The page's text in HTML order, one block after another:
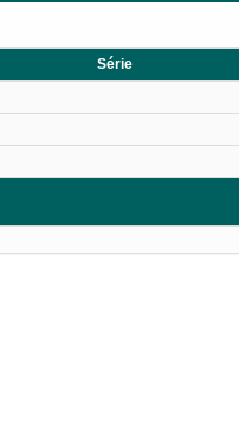
Série